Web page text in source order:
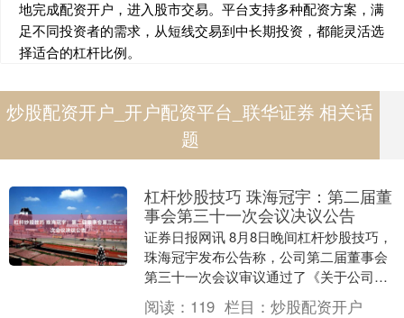
地完成配资开户，进入股市交易。平台支持多种配资方案，满
足不同投资者的需求，从短线交易到中长期投资，都能灵活选
择适合的杠杆比例。
炒股配资开户_开户配资平台_联华证券 相关话
题
杠杆炒股技巧 珠海冠宇：第二届董
事会第三十一次会议决议公告
证券日报网讯 8月8日晚间杠杆炒股技巧，
珠海冠宇发布公告称，公司第二届董事会
第三十一次会议审议通过了《关于公司及
其摘要的议案》等多项议案。....
阅读： 119 栏目： 炒股配资开户